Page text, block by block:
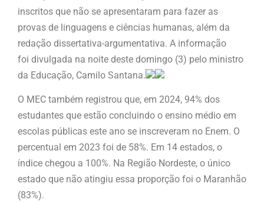
inscritos que não se apresentaram para fazer as
provas de linguagens e ciências humanas, além da
redação dissertativa-argumentativa. A informação
foi divulgada na noite deste domingo (3) pelo ministro
da Educação, Camilo Santana.
O MEC também registrou que, em 2024, 94% dos
estudantes que estão concluindo o ensino médio em
escolas públicas este ano se inscreveram no Enem. O
percentual em 2023 foi de 58%. Em 14 estados, o
índice chegou a 100%. Na Região Nordeste, o único
estado que não atingiu essa proporção foi o Maranhão
(83%).